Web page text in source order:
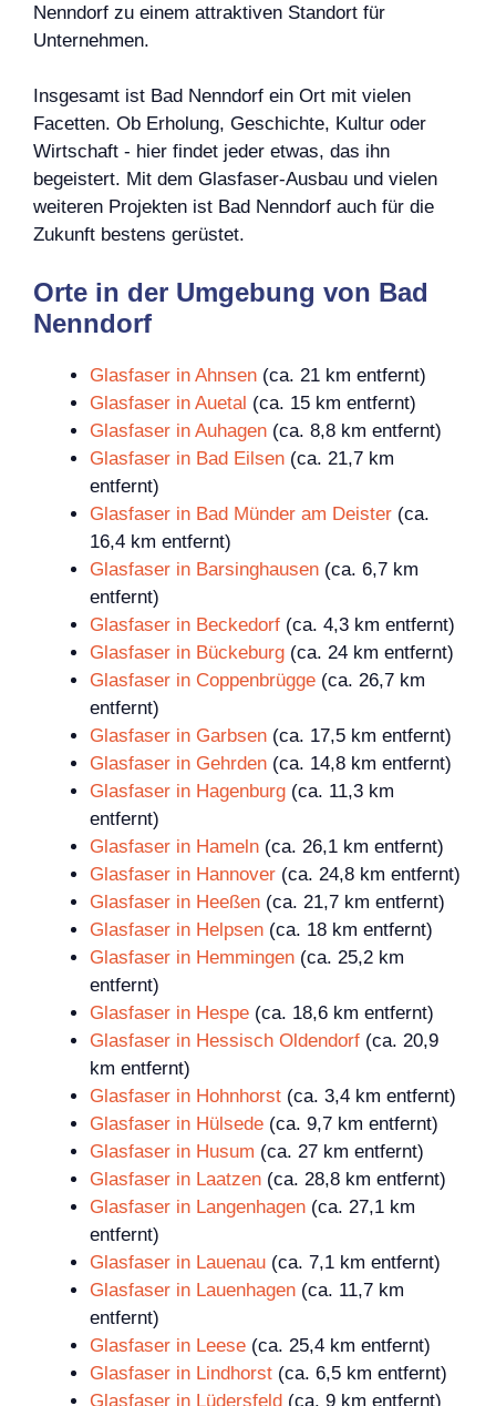
Nenndorf zu einem attraktiven Standort für
Unternehmen.
Insgesamt ist Bad Nenndorf ein Ort mit vielen
Facetten. Ob Erholung, Geschichte, Kultur oder
Wirtschaft - hier findet jeder etwas, das ihn
begeistert. Mit dem Glasfaser-Ausbau und vielen
weiteren Projekten ist Bad Nenndorf auch für die
Zukunft bestens gerüstet.
Orte in der Umgebung von Bad
Nenndorf
Glasfaser in Ahnsen (ca. 21 km entfernt)
Glasfaser in Auetal (ca. 15 km entfernt)
Glasfaser in Auhagen (ca. 8,8 km entfernt)
Glasfaser in Bad Eilsen (ca. 21,7 km
entfernt)
Glasfaser in Bad Münder am Deister (ca.
16,4 km entfernt)
Glasfaser in Barsinghausen (ca. 6,7 km
entfernt)
Glasfaser in Beckedorf (ca. 4,3 km entfernt)
Glasfaser in Bückeburg (ca. 24 km entfernt)
Glasfaser in Coppenbrügge (ca. 26,7 km
entfernt)
Glasfaser in Garbsen (ca. 17,5 km entfernt)
Glasfaser in Gehrden (ca. 14,8 km entfernt)
Glasfaser in Hagenburg (ca. 11,3 km
entfernt)
Glasfaser in Hameln (ca. 26,1 km entfernt)
Glasfaser in Hannover (ca. 24,8 km entfernt)
Glasfaser in Heeßen (ca. 21,7 km entfernt)
Glasfaser in Helpsen (ca. 18 km entfernt)
Glasfaser in Hemmingen (ca. 25,2 km
entfernt)
Glasfaser in Hespe (ca. 18,6 km entfernt)
Glasfaser in Hessisch Oldendorf (ca. 20,9
km entfernt)
Glasfaser in Hohnhorst (ca. 3,4 km entfernt)
Glasfaser in Hülsede (ca. 9,7 km entfernt)
Glasfaser in Husum (ca. 27 km entfernt)
Glasfaser in Laatzen (ca. 28,8 km entfernt)
Glasfaser in Langenhagen (ca. 27,1 km
entfernt)
Glasfaser in Lauenau (ca. 7,1 km entfernt)
Glasfaser in Lauenhagen (ca. 11,7 km
entfernt)
Glasfaser in Leese (ca. 25,4 km entfernt)
Glasfaser in Lindhorst (ca. 6,5 km entfernt)
Glasfaser in Lüdersfeld (ca. 9 km entfernt)